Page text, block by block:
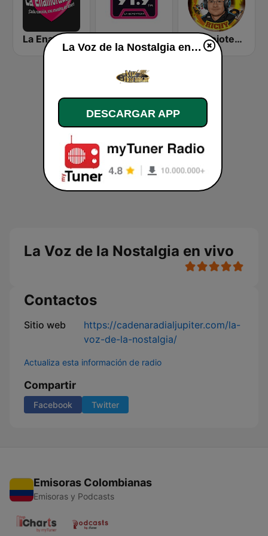
La Viejoteca de Richy
La Voz de la Nostalgia en vivo
Contactos
Sitio web
https://cadenaradialjupiter.com/la-
voz-de-la-nostalgia/
Actualiza esta información de radio
Compartir
Facebook Twitter
Emisoras Colombianas
Emisoras y Podcasts
La Voz de la Nostalgia en vivo
DESCARGAR APP